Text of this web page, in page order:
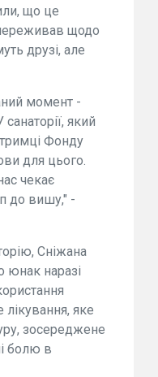
що це
щодо
друзі, але
момент -
який
Фонду
для цього.
чекає
до вишу," -
Сніжана
юнак наразі
яке
зосереджене
болю в